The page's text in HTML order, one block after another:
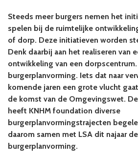
Steeds meer burgers nemen het
spelen bij de ruimtelijke
of dorp. Deze initiatieven worden
Denk daarbij aan het realiseren van
ontwikkeling van een
burgerplanvorming. Iets dat naar
komende jaren een grote vlucht
de komst van de Omgevingswet.
heeft KNHM foundation diverse
burgerplanvormingstrajecten
daarom samen met LSA dit najaar
burgerplanvorming.